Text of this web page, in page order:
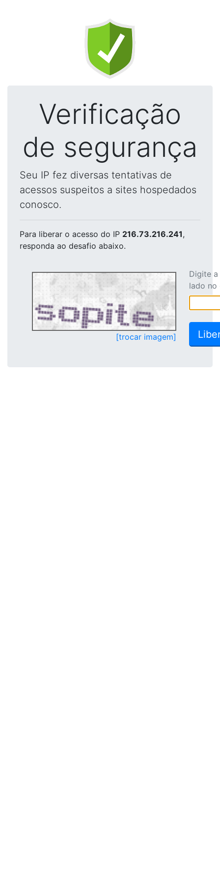
Verificação
de segurança
Seu IP fez diversas tentativas de
acessos suspeitos a sites hospedados
conosco.
Para liberar o acesso do IP 216.73.216.241,
responda ao desafio abaixo.
[trocar imagem]
Digite
lado no